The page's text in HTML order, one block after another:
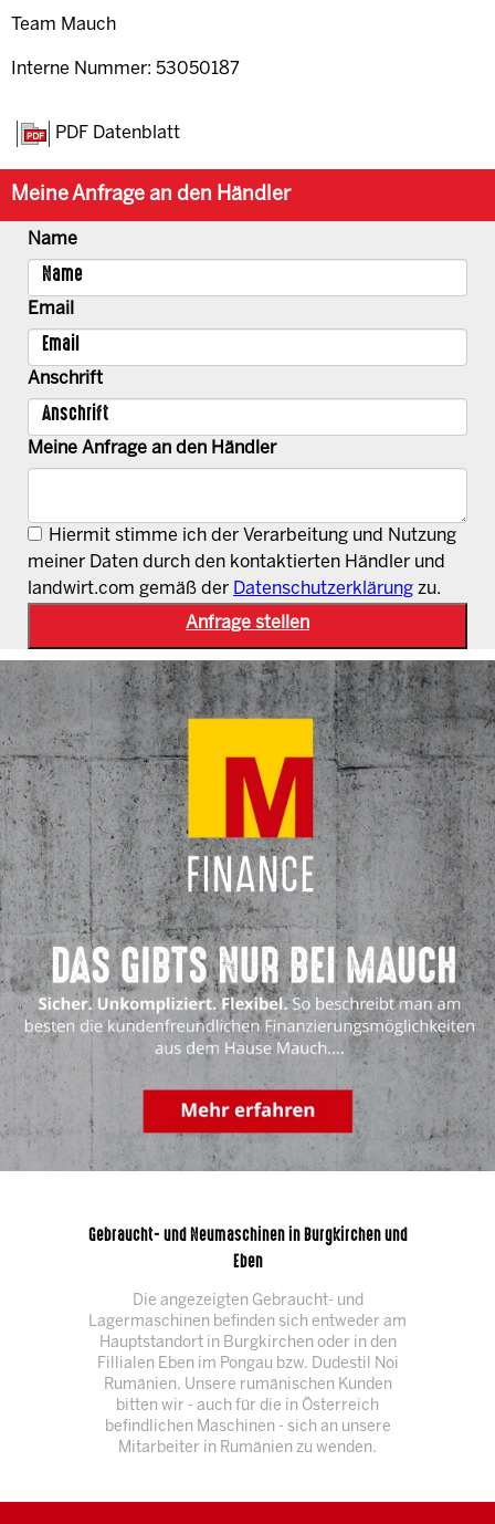
Team Mauch
Interne Nummer: 53050187
PDF Datenblatt
Meine Anfrage an den Händler
Name
Email
Anschrift
Meine Anfrage an den Händler
Hiermit stimme ich der Verarbeitung und Nutzung
meiner Daten durch den kontaktierten Händler und
landwirt.com gemäß der Datenschutzerklärung zu.
Gebraucht- und Neumaschinen in Burgkirchen und
Eben
Die angezeigten Gebraucht- und
Lagermaschinen befinden sich entweder am
Hauptstandort in Burgkirchen oder in den
Fillialen Eben im Pongau bzw. Dudestil Noi
Rumänien. Unsere rumänischen Kunden
bitten wir - auch für die in Österreich
befindlichen Maschinen - sich an unsere
Mitarbeiter in Rumänien zu wenden.